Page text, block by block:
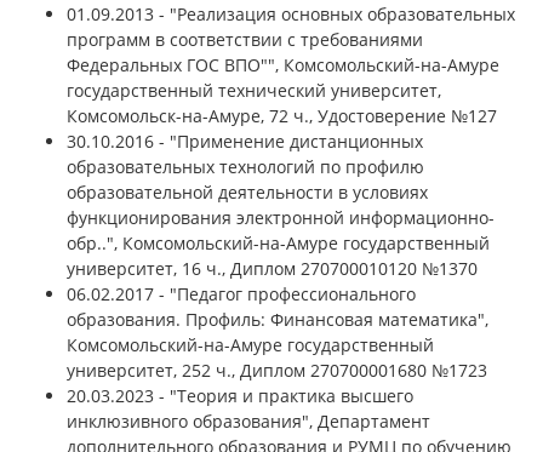
01.09.2013 - "Реализация основных образовательных
программ в соответствии с требованиями
Федеральных ГОС ВПО"", Комсомольский-на-Амуре
государственный технический университет,
Комсомольск-на-Амуре, 72 ч., Удостоверение №127
30.10.2016 - "Применение дистанционных
образовательных технологий по профилю
образовательной деятельности в условиях
функционирования электронной информационно-
обр..", Комсомольский-на-Амуре государственный
университет, 16 ч., Диплом 270700010120 №1370
06.02.2017 - "Педагог профессионального
образования. Профиль: Финансовая математика",
Комсомольский-на-Амуре государственный
университет, 252 ч., Диплом 270700001680 №1723
20.03.2023 - "Теория и практика высшего
инклюзивного образования", Департамент
дополнительного образования и РУМЦ по обучению